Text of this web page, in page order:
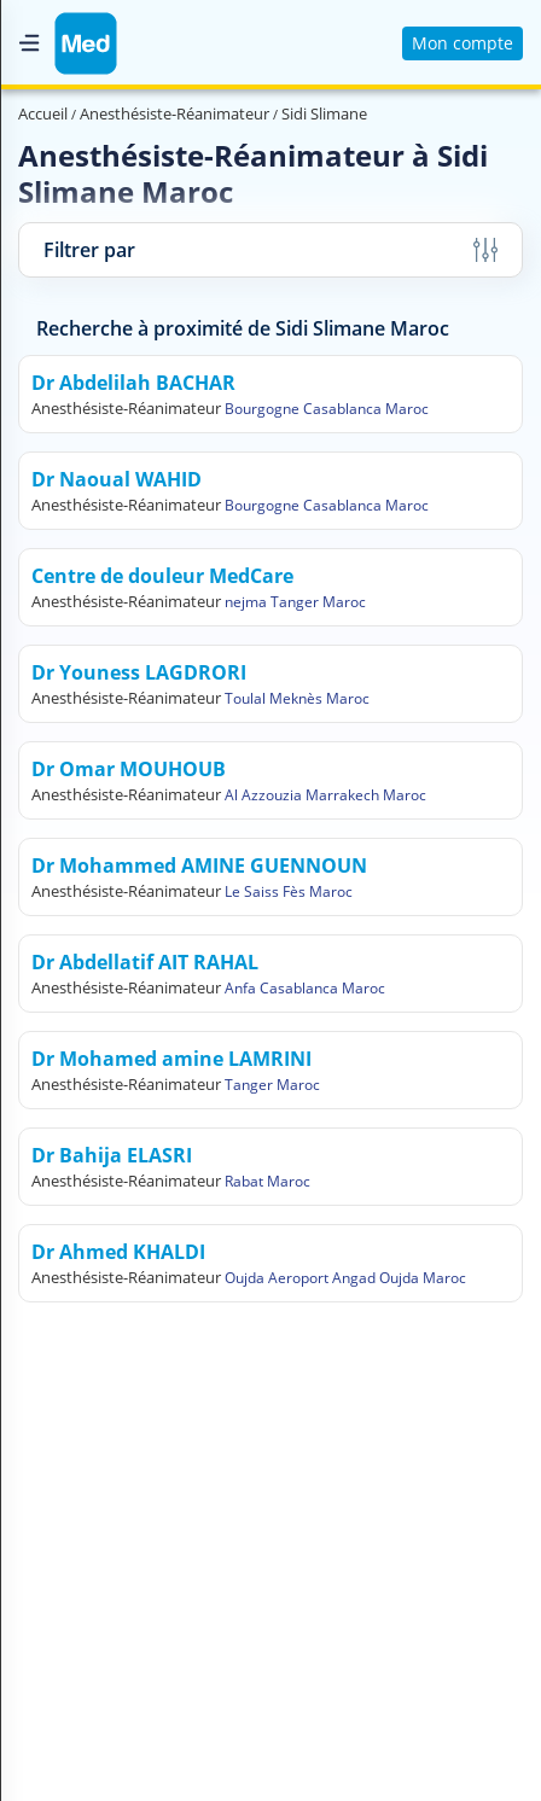
Mon compte
Accueil
Magazine Médical
Nous contacter
V
O
U
C
H
E
R
C
E
Z
?
Professionnel de santé
Pharmacie
Médicament
Clinique
Laboratoire
Vétérinaire
M
O
O
M
P
T
FR Français
Accueil Anesthésiste-Réanimateur Sidi Slimane
Anesthésiste-Réanimateur à Sidi
Slimane Maroc
Filtrer par
Recherche à proximité de Sidi Slimane Maroc
Dr Abdelilah BACHAR
Anesthésiste-Réanimateur Bourgogne Casablanca Maroc
Dr Naoual WAHID
Anesthésiste-Réanimateur Bourgogne Casablanca Maroc
Centre de douleur MedCare
Anesthésiste-Réanimateur nejma Tanger Maroc
Dr Youness LAGDRORI
Anesthésiste-RéanimateurToulal Meknès Maroc
Dr Omar MOUHOUB
Anesthésiste-RéanimateurAl Azzouzia Marrakech Maroc
Dr Mohammed AMINE GUENNOUN
Anesthésiste-Réanimateur Le Saiss Fès Maroc
Dr Abdellatif AIT RAHAL
Anesthésiste-RéanimateurAnfa Casablanca Maroc
Dr Mohamed amine LAMRINI
Anesthésiste-RéanimateurTanger Maroc
Dr Bahija ELASRI
Anesthésiste-Réanimateur Rabat Maroc
Dr Ahmed KHALDI
Anesthésiste-RéanimateurOujda Aeroport Angad Oujda Maroc